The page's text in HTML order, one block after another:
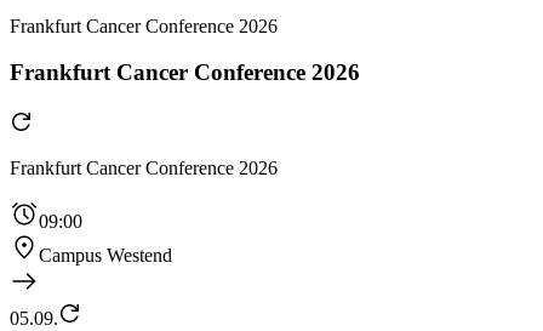
Frankfurt Cancer Conference 2026
Frankfurt Cancer Conference 2026
Frankfurt Cancer Conference 2026
09:00
Campus Westend
05.09.